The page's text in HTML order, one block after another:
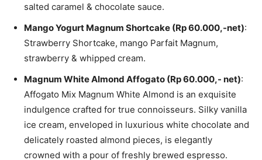
salted caramel & chocolate sauce.
Mango Yogurt Magnum Shortcake (Rp 60.000,-net):
Strawberry Shortcake, mango Parfait Magnum,
strawberry & whipped cream.
Magnum White Almond Affogato (Rp 60.000,- net):
Affogato Mix Magnum White Almond is an exquisite
indulgence crafted for true connoisseurs. Silky vanilla
ice cream, enveloped in luxurious white chocolate and
delicately roasted almond pieces, is elegantly
crowned with a pour of freshly brewed espresso.